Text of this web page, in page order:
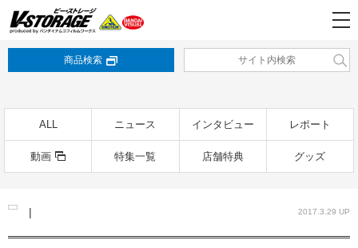
商品検索
ALL ニュース インタビュー レポート
動画 特集一覧 店舗特典 グッズ
| 2017.3.29 UP